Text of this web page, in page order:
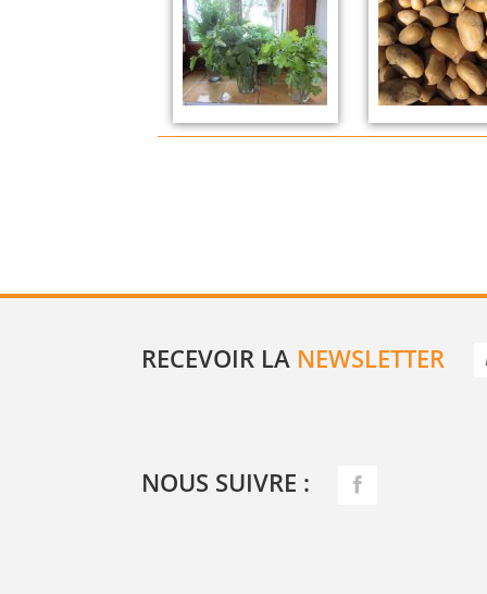
RECEVOIR LA NEWSLETTER
NOUS SUIVRE :